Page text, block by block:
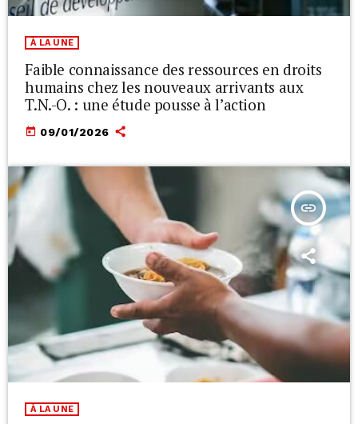
À LA UNE
Faible connaissance des ressources en droits
humains chez les nouveaux arrivants aux
T.N.-O. : une étude pousse à l’action
today 09/01/2026
insert_link
À LA UNE